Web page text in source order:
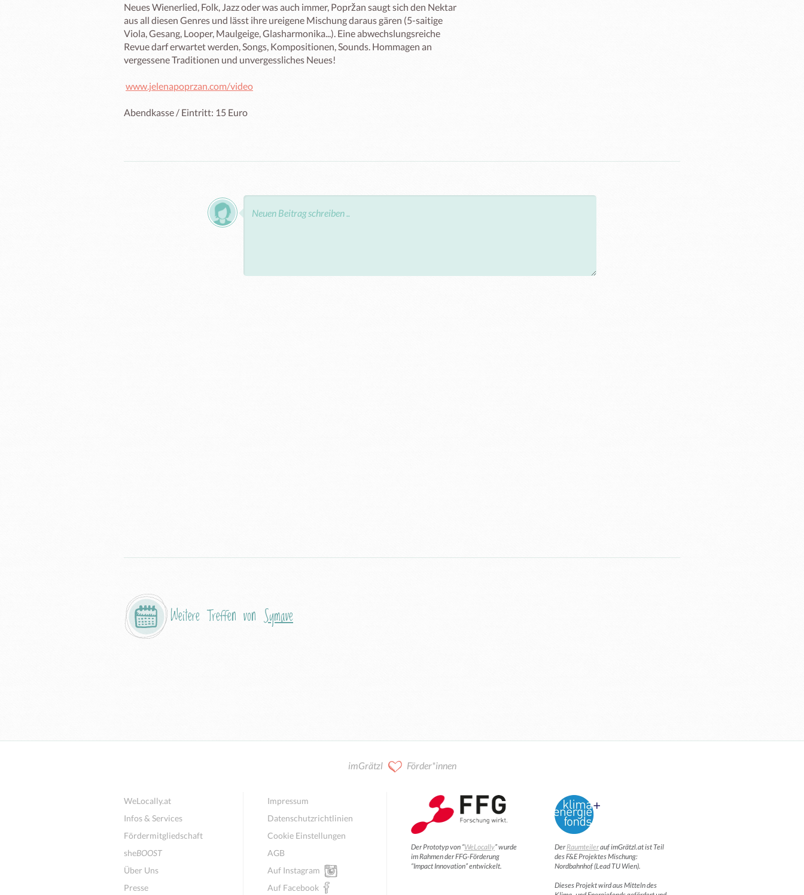
Neues Wienerlied, Folk, Jazz oder was auch immer, Popržan saugt sich den Nektar
aus all diesen Genres und lässt ihre ureigene Mischung daraus gären (5-saitige
Viola, Gesang, Looper, Maulgeige, Glasharmonika...). Eine abwechslungsreiche
Revue darf erwartet werden, Songs, Kompositionen, Sounds. Hommagen an
vergessene Traditionen und unvergessliches Neues!
www.jelenapoprzan.com/video
Abendkasse / Eintritt: 15 Euro
Weitere Treffen von Symave
imGrätzl Förder*innen
WeLocally.at
Infos & Services
Fördermitgliedschaft
sheBOOST
Über Uns
Presse
Impressum
Datenschutzrichtlinien
Cookie Einstellungen
AGB
Auf Instagram
Auf Facebook
Der Prototyp von “WeLocally” wurde
im Rahmen der FFG-Förderung
“Impact Innovation” entwickelt.
DerRaumteilerauf imGrätzl.at ist Teil
des F&E Projektes Mischung:
Nordbahnhof (Lead TU Wien).
Dieses Projekt wird aus Mitteln des